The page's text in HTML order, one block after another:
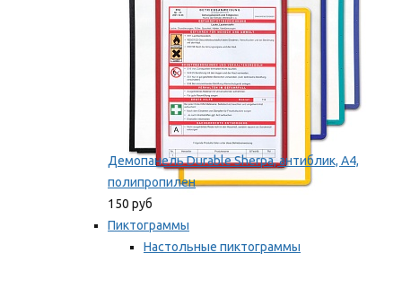
Демопанель Durable Sherpa, антиблик, А4,
полипропилен
150 руб
Пиктограммы
Настольные пиктограммы